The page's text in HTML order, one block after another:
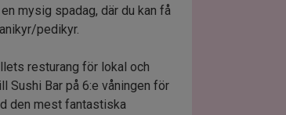
mysig spadag, där du kan få
pedikyr.
resturang för lokal och
Sushi Bar på 6:e våningen för
den mest fantastiska